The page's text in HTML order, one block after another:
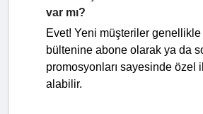
var mı?
Evet! Yeni müşteriler
bültenine abone olarak ya da
promosyonları sayesinde özel
alabilir.